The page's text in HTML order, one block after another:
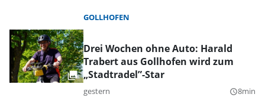
GOLLHOFEN
Drei Wochen ohne Auto: Harald
Trabert aus Gollhofen wird zum
„Stadtradel”-Star
gestern query_builder8min